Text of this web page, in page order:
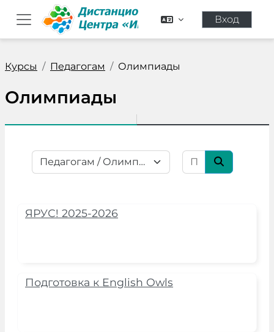
Перейти к основному содержанию
Боковая панель
Вход
Курсы Педагогам Олимпиады
Олимпиады
Категории курсов
Поиск курса
Поиск
ЯРУС! 2025-2026
Подготовка к English Owls